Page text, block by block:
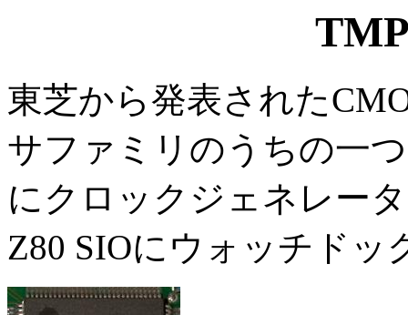
東芝から発表された
サファミリのうちの一
にクロックジェネレー
Z80 SIOにウォッチド